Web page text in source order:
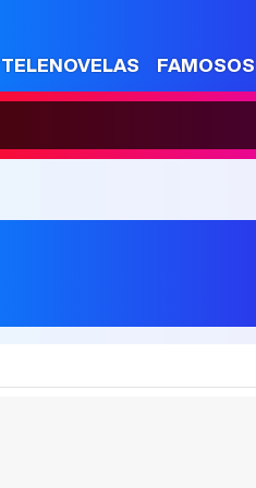
TELENOVELAS FAMOSOS